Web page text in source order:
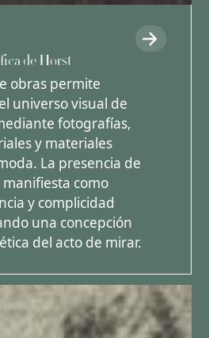
de Horst
obras permite
universo visual de
fotografías,
y materiales
La presencia de
manifiesta como
y complicidad
una concepción
del acto de mirar.